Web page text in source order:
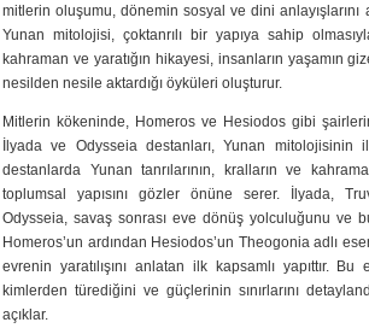
mitlerin oluşumu, dönemin sosyal ve dini
Yunan mitolojisi, çoktanrılı bir yapıya sahip
kahraman ve yaratığın hikayesi, insanların yaşamın
nesilden nesile aktardığı öyküleri oluşturur.
Mitlerin kökeninde, Homeros ve Hesiodos gibi
İlyada ve Odysseia destanları, Yunan
destanlarda Yunan tanrılarının, kralların ve
toplumsal yapısını gözler önüne serer. İlyada,
Odysseia, savaş sonrası eve dönüş yolculuğunu ve
Homeros’un ardından Hesiodos’un Theogonia adlı
evrenin yaratılışını anlatan ilk kapsamlı yapıttır.
kimlerden türediğini ve güçlerinin sınırlarını
açıklar.